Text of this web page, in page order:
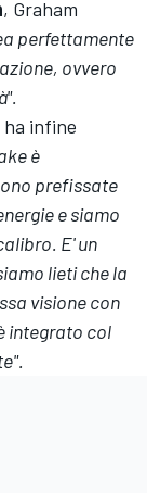
, Graham
perfettamente
ovvero
ha infine
è
prefissate
e siamo
E' un
lieti che la
visione con
integrato col